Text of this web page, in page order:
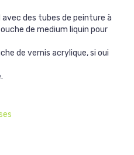
avec des tubes de peinture à
de medium liquin pour
de vernis acrylique, si oui